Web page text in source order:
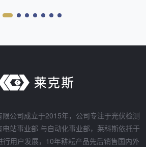
限公司成立于2015年，公司专注于光伏检测
站事业部 与自动化事业部，莱科斯依托于
用户发展，10年耕耘产品先后销售国内外